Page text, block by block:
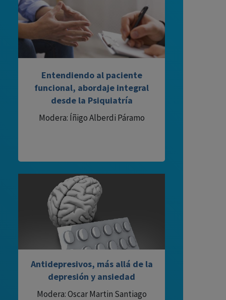
Entendiendo al paciente
funcional, abordaje integral
desde la Psiquiatría
Modera: Íñigo Alberdi Páramo
Antidepresivos, más allá de la
depresión y ansiedad
Modera: Oscar Martin Santiago